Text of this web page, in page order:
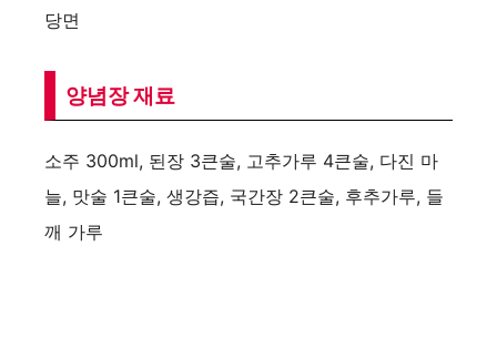
당면
양념장 재료
소주 300ml, 된장 3큰술, 고추가루 4큰술, 다진 마
늘, 맛술 1큰술, 생강즙, 국간장 2큰술, 후추가루, 들
깨 가루